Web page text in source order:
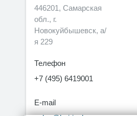
446201, Самарская
обл., г.
Новокуйбышевск, а/
я 229
Телефон
+7 (495) 6419001
E-mail